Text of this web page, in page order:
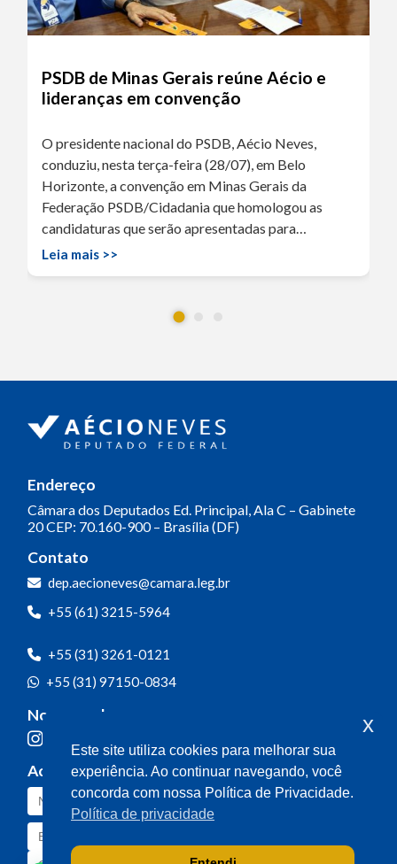
PSDB de Minas Gerais reúne Aécio e
lideranças em convenção
O presidente nacional do PSDB, Aécio Neves,
conduziu, nesta terça-feira (28/07), em Belo
Horizonte, a convenção em Minas Gerais da
Federação PSDB/Cidadania que homologou as
candidaturas que serão apresentadas para…
Leia mais >>
Endereço
Câmara dos Deputados Ed. Principal, Ala C – Gabinete
20CEP: 70.160-900 – Brasília (DF)
Contato
dep.aecioneves@camara.leg.br
+55 (61) 3215-5964
+55 (31) 3261-0121
+55 (31) 97150-0834
Nossas redes
Acompanhe o meu mandato
Este site utiliza cookies para melhorar sua
experiência. Ao continuar navegando, você
concorda com nossa Política de Privacidade.
Política de privacidade
x